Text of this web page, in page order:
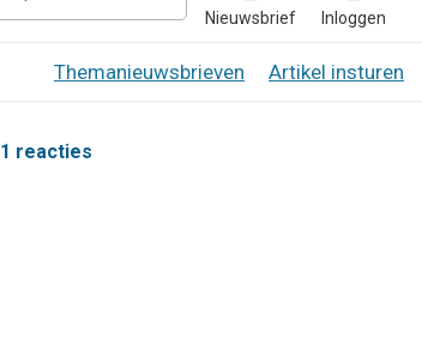
Nieuwsbrief Inloggen
Themanieuwsbrieven Artikel insturen
1 reacties